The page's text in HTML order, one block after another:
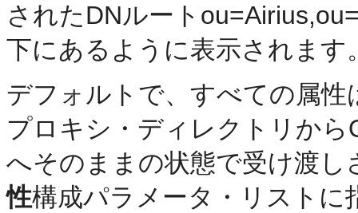
されたDNルート
下にあるように表示されます
デフォルトで、すべての属
プロキシ・ディレクトリか
へそのままの状態で受け渡
性構成パラメータ・リストに